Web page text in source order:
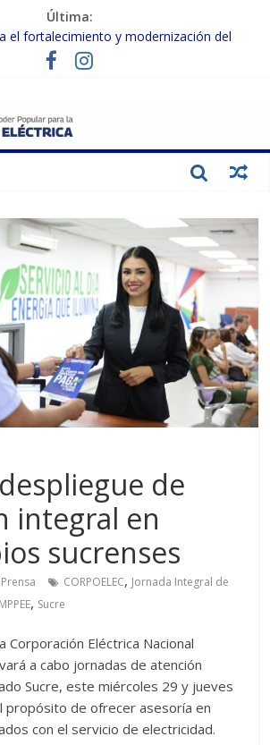
Última:
el fortalecimiento y modernización del
de rehabilitación en instalaciones del SEN
plan preventivo para fortalecer el SEN
El Niño
el 50% de su capacidad de generación
de
integral en
sucrenses
Prensa CORPOELEC, Jornada Integral de
MPPEE, Sucre
Corporación Eléctrica Nacional
a cabo jornadas de atención
Sucre, este miércoles 29 y jueves
propósito de ofrecer asesoría en
con el servicio de electricidad.